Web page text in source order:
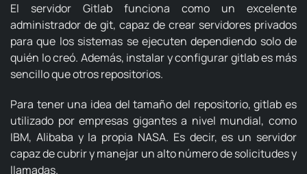
El servidor Gitlab funciona como un excelente
administrador de git, capaz de crear servidores privados
para que los sistemas se ejecuten dependiendo solo de
quién lo creó. Además, instalar y configurar gitlab es más
sencillo que otros repositorios.
Para tener una idea del tamaño del repositorio, gitlab es
utilizado por empresas gigantes a nivel mundial, como
IBM, Alibaba y la propia NASA. Es decir, es un servidor
capaz de cubrir y manejar un alto número de solicitudes y
llamadas.